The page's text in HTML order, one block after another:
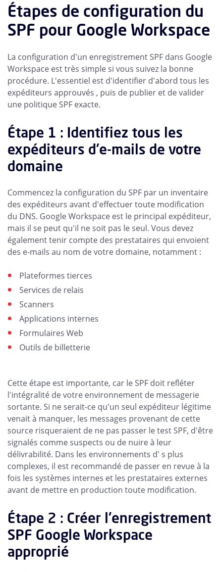
Étapes de configuration du
SPF pour Google Workspace
La configuration d'un enregistrement SPF dans Google
Workspace est très simple si vous suivez la bonne
procédure. L'essentiel est d'identifier d'abord tous les
expéditeurs approuvés , puis de publier et de valider
une politique SPF exacte.
Étape 1 : Identifiez tous les
expéditeurs d'e-mails de votre
domaine
Commencez la configuration du SPF par un inventaire
des expéditeurs avant d'effectuer toute modification
du DNS. Google Workspace est le principal expéditeur,
mais il se peut qu'il ne soit pas le seul. Vous devez
également tenir compte des prestataires qui envoient
des e-mails au nom de votre domaine, notamment :
Plateformes tierces
Services de relais
Scanners
Applications internes
Formulaires Web
Outils de billetterie
Cette étape est importante, car le SPF doit refléter
l'intégralité de votre environnement de messagerie
sortante. Si ne serait-ce qu'un seul expéditeur légitime
venait à manquer, les messages provenant de cette
source risqueraient de ne pas passer le test SPF, d'être
signalés comme suspects ou de nuire à leur
délivrabilité. Dans les environnements d' s plus
complexes, il est recommandé de passer en revue à la
fois les systèmes internes et les prestataires externes
avant de mettre en production toute modification.
Étape 2 : Créer l'enregistrement
SPF Google Workspace
approprié